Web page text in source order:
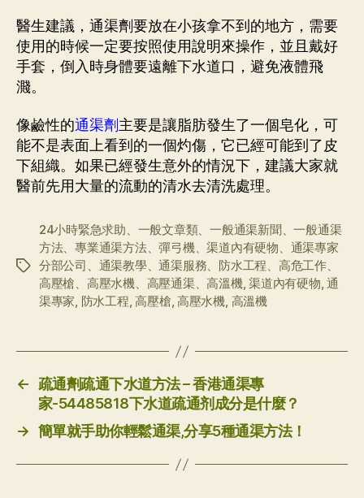
醫生建議，通渠劑要放在小孩拿不到的地方，需要
使用的時候一定要按照使用說明來操作，並且戴好
手套，倒入時身體要遠離下水道口，避免液體飛
濺。
像鹼性的通渠劑主要是讓脂肪發生了一個皂化，可
能不是表面上看到的一個灼傷，它已經可能到了皮
下組織。如果已經發生意外的情況下，建議大家就
醫前先用大量的流動的清水去清洗處理。
标
24小時緊急求助、一般文章類、一般通渠新聞、一般通渠
方法、專業通渠方法、彈弓機、渠道內有硬物、通渠專家
分部公司、通渠教學、通渠服務、防水工程、高危工作、
高壓槍、高壓水機、高壓通渠、高溫機,渠道內有硬物,通
渠專家, 防水工程,高壓槍, 高壓水機, 高溫機
←
疏通劑疏通下水道方法 – 香港通渠專
家-54485818下水道疏通剂成分是什麼？
→ 簡單就手助你輕鬆通渠,分享5種通渠方法！